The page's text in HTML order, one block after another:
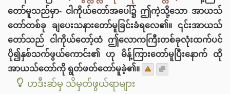
တော်မူသည်မှာ- ငါကိုယ်တော်အပေါ်၌ ဤကဲ့သို့သော အာယသ်
တော်တစ်ခု ချပေးသနားတော်မူခြင်းခံရလေ၏။ ၎င်းအာယသ်
တော်သည် ငါကိုယ်တော့်ထံ ဤလောကကြီးတစ်ခုလုံးထက်ပင်
ပို၍နှစ်သက်ဖွယ်ကောင်း၏ ဟု မိန့်ကြားတော်မူပြီးနောက် ထို
အာယသ်တော်ကို ရွတ်ဖတ်တော်မူခဲ့၏။
ဟဒီးဆ်မှ သိမှတ်ဖွယ်ရာများ